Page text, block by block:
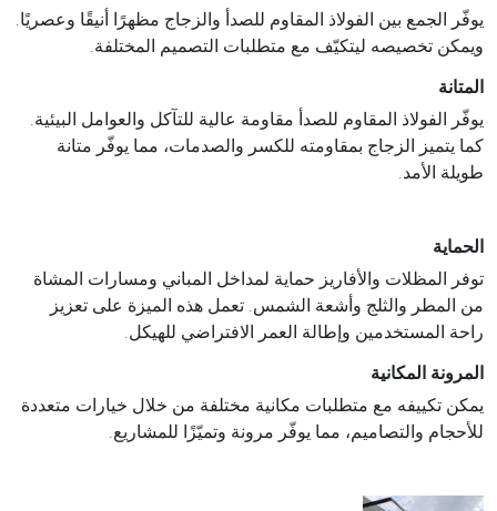
يوفّر الجمع بين الفولاذ المقاوم للصدأ والزجاج مظهرًا أنيقًا وعصريًا.
ويمكن تخصيصه ليتكيّف مع متطلبات التصميم المختلفة.
المتانة
يوفّر الفولاذ المقاوم للصدأ مقاومة عالية للتآكل والعوامل البيئية.
كما يتميز الزجاج بمقاومته للكسر والصدمات، مما يوفّر متانة
طويلة الأمد.
الحماية
توفر المظلات والأفاريز حماية لمداخل المباني ومسارات المشاة
من المطر والثلج وأشعة الشمس. تعمل هذه الميزة على تعزيز
راحة المستخدمين وإطالة العمر الافتراضي للهيكل.
المرونة المكانية
يمكن تكييفه مع متطلبات مكانية مختلفة من خلال خيارات متعددة
للأحجام والتصاميم، مما يوفّر مرونة وتميّزًا للمشاريع.